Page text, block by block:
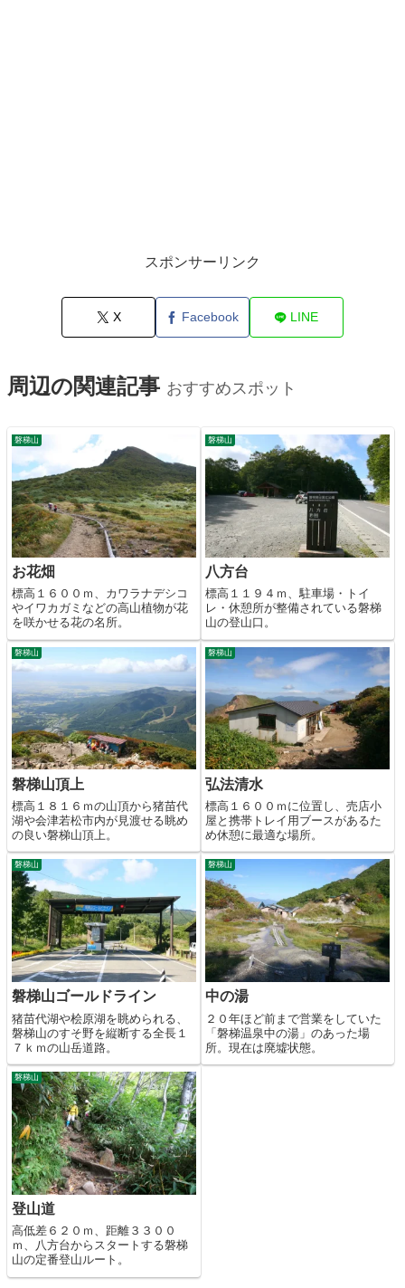
スポンサーリンク
X Facebook LINE
周辺の関連記事 おすすめスポット
磐梯山
お花畑
標高１６００ｍ、カワラナデシコ
やイワカガミなどの高山植物が花
を咲かせる花の名所。
磐梯山
八方台
標高１１９４ｍ、駐車場・トイ
レ・休憩所が整備されている磐梯
山の登山口。
磐梯山
磐梯山頂上
標高１８１６ｍの山頂から猪苗代
湖や会津若松市内が見渡せる眺め
の良い磐梯山頂上。
磐梯山
弘法清水
標高１６００ｍに位置し、売店小
屋と携帯トレイ用ブースがあるた
め休憩に最適な場所。
磐梯山
磐梯山ゴールドライン
猪苗代湖や桧原湖を眺められる、
磐梯山のすそ野を縦断する全長１
７ｋｍの山岳道路。
磐梯山
中の湯
２０年ほど前まで営業をしていた
「磐梯温泉中の湯」のあった場
所。現在は廃墟状態。
磐梯山
登山道
高低差６２０ｍ、距離３３００
ｍ、八方台からスタートする磐梯
山の定番登山ルート。